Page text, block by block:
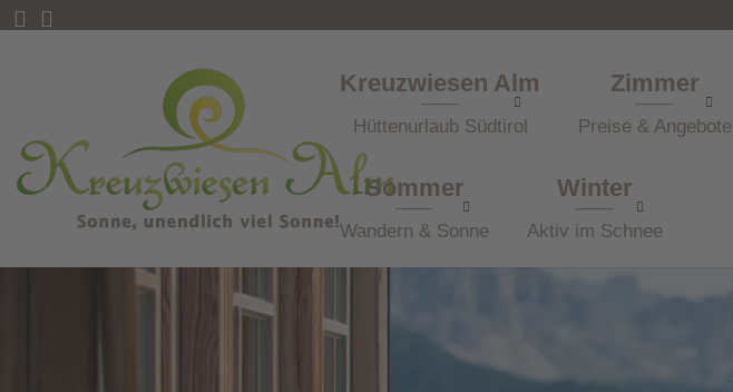
Kreuzwiesen Alm
Hüttenurlaub Südtirol
Zimmer
Preise & Angebote
Sommer
Wandern & Sonne
Winter
Aktiv im Schnee